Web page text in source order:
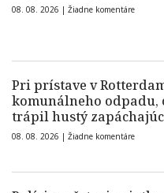
08. 08. 2026 | Žiadne komentáre
Pri prístave v
komunálneho odpadu,
trápil hustý
08. 08. 2026 | Žiadne komentáre